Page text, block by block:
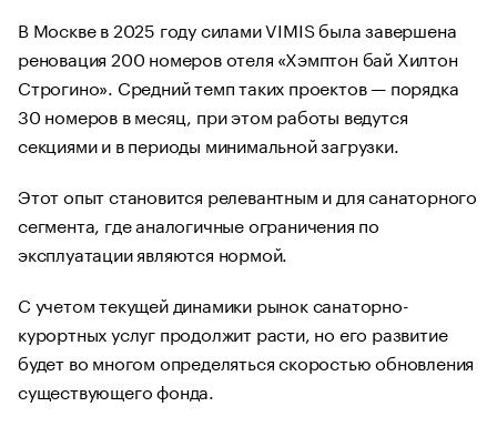
В Москве в 2025 году силами VIMIS была завершена
реновация 200 номеров отеля «Хэмптон бай Хилтон
Строгино». Средний темп таких проектов — порядка
30 номеров в месяц, при этом работы ведутся
секциями и в периоды минимальной загрузки.
Этот опыт становится релевантным и для санаторного
сегмента, где аналогичные ограничения по
эксплуатации являются нормой.
С учетом текущей динамики рынок санаторно-
курортных услуг продолжит расти, но его развитие
будет во многом определяться скоростью обновления
существующего фонда.